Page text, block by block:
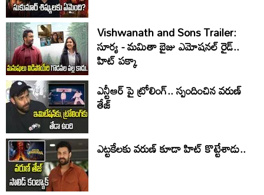
Vishwanath and Sons Trailer:
సూర్య - మమితా బైజు ఎమోషనల్ రైడ్..
హిట్ పక్కా
ఎన్టీఆర్ పై ట్రోలింగ్.. స్పందించిన వరుణ్
తేజ్
ఎట్టకేలకు వరుణ్ కూడా హిట్ కొట్టేశాడు..